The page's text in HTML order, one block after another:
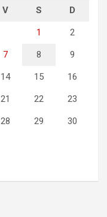
V S D
1 2
7 8 9
14 15 16
21 22 23
28 29 30